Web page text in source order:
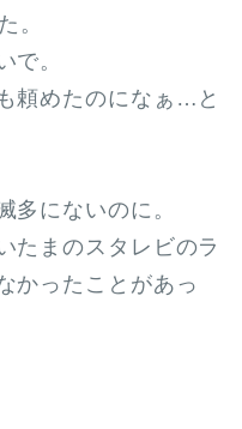
。
で。
頼めたのになぁ…と
多にないのに。
たまのスタレビのラ
かったことがあっ